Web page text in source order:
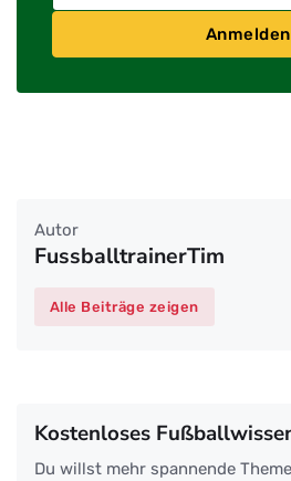
Anmelden
Autor
FussballtrainerTim
Alle Beiträge zeigen
Kostenloses
Du willst mehr spannende